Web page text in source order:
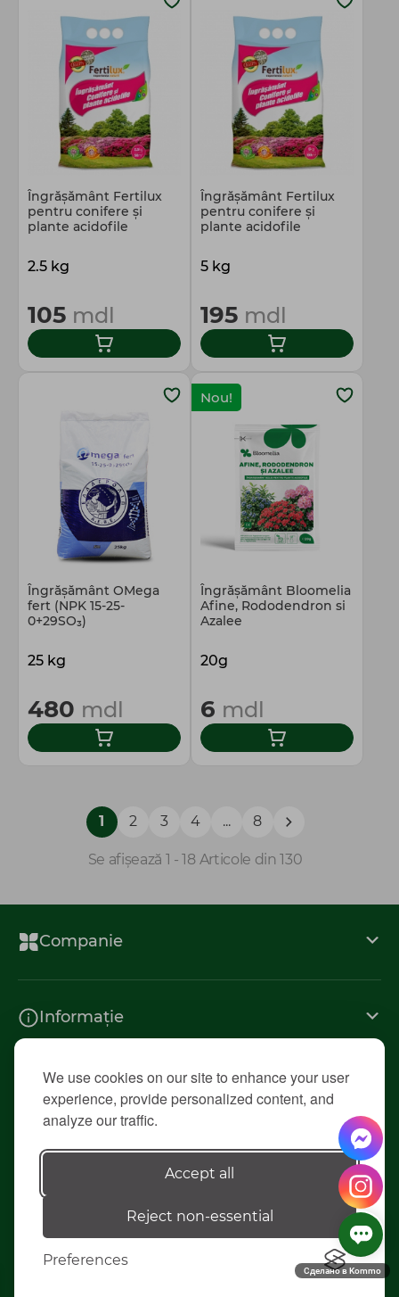
We use cookies on our site to enhance your user
experience, provide personalized content, and
analyze our traffic.
Accept all
Reject non-essential
Preferences
Îngrăşământ Fertilux
pentru conifere şi
plante acidofile
2.5 kg
105 mdl
Îngrășământ Fertilux
pentru conifere şi
plante acidofile
5 kg
195 mdl
Îngrășământ OMega
fert (NPK 15-25-
0+29SO₃)
25 kg
480 mdl
Nou!
Îngrășământ Bloomelia
Afine, Rododendron si
Azalee
20g
6 mdl
1 2 3 4 ... 8
Se afișează 1 - 18 Articole din 130
Companie
Informație
Contacte
© 2026 «Diolsem»
Elaborarea siteului - ilab.md
Сделано в Kommo